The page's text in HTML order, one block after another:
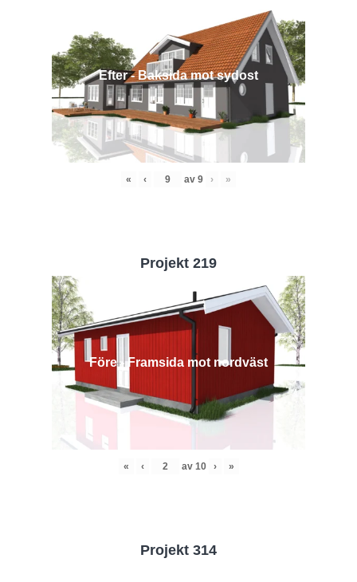
Efter - Baksida mot sydost
« ‹ av 9 › »
Projekt 219
Före - Framsida mot nordväst
« ‹ av 10 › »
Projekt 314